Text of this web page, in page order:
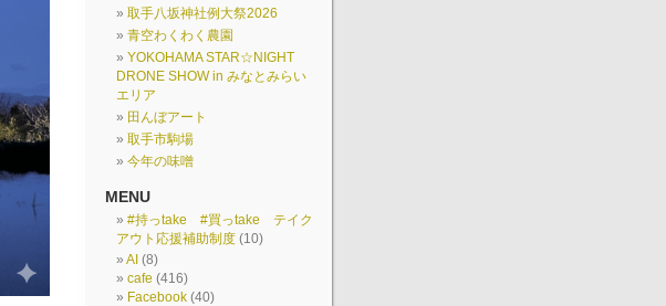
取手八坂神社例大祭2026
青空わくわく農園
YOKOHAMA STAR☆NIGHT
DRONE SHOW in みなとみらい
エリア
田んぼアート
取手市駒場
今年の味噌
MENU
#持っtake #買っtake テイク
アウト応援補助制度 (10)
AI (8)
cafe (416)
Facebook (40)